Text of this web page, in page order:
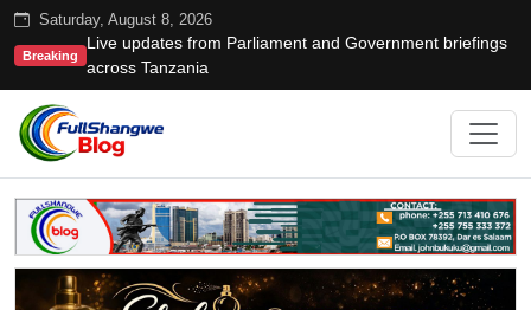
Saturday, August 8, 2026
Breaking
Live updates from Parliament and Government briefings
across Tanzania